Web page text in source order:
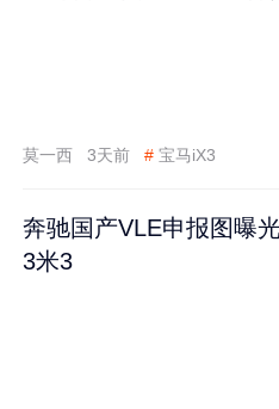
莫一西 3天前 # 宝马iX3
奔驰国产VLE申报图曝
3米3